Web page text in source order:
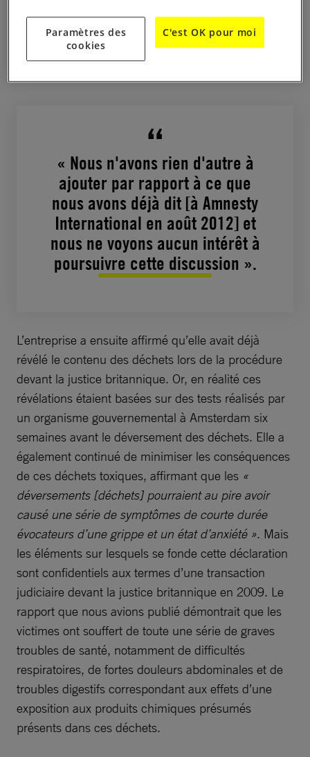
Quand nous avions écrit à Trafigura en juin dernier
pour lui demander de dévoiler enfin la composition
des déchets, l’entreprise nous a répondu :
« Nous n'avons rien d'autre à
ajouter par rapport à ce que
nous avons déjà dit [à Amnesty
International en août 2012] et
nous ne voyons aucun intérêt à
poursuivre cette discussion ».
L’entreprise a ensuite affirmé qu’elle avait déjà
révélé le contenu des déchets lors de la procédure
devant la justice britannique. Or, en réalité ces
révélations étaient basées sur des tests réalisés par
un organisme gouvernemental à Amsterdam six
semaines avant le déversement des déchets. Elle a
également continué de minimiser les conséquences
de ces déchets toxiques, affirmant que les «
déversements [déchets] pourraient au pire avoir
causé une série de symptômes de courte durée
évocateurs d’une grippe et un état d’anxiété ». Mais
les éléments sur lesquels se fonde cette déclaration
sont confidentiels aux termes d’une transaction
judiciaire devant la justice britannique en 2009. Le
rapport que nous avions publié démontrait que les
victimes ont souffert de toute une série de graves
troubles de santé, notamment de difficultés
respiratoires, de fortes douleurs abdominales et de
troubles digestifs correspondant aux effets d’une
exposition aux produits chimiques présumés
présents dans ces déchets.
Paramètres des
cookies
C'est OK pour moi